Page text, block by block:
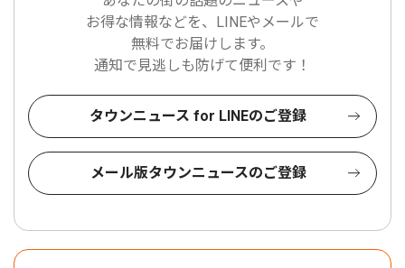
お得な情報などを、LINEやメールで
無料でお届けします。
通知で見逃しも防げて便利です！
タウンニュース for LINEのご登録
メール版タウンニュースのご登録